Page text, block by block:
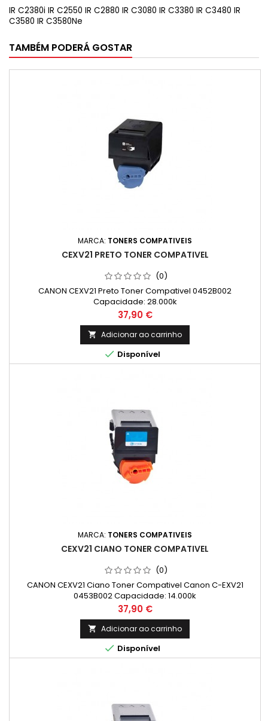
IR C2380i IR C2550 IR C2880 IR C3080 IR C3380 IR C3480 IR
C3580 IR C3580Ne
TAMBÉM PODERÁ GOSTAR
MARCA: TONERS COMPATIVEIS
CEXV21 PRETO TONER COMPATIVEL
(0)
CANON CEXV21 Preto Toner Compativel 0452B002
Capacidade: 28.000k
Preço
37,90 €
 Adicionar ao carrinho
 Disponível
MARCA: TONERS COMPATIVEIS
CEXV21 CIANO TONER COMPATIVEL
(0)
CANON CEXV21 Ciano Toner Compativel Canon C-EXV21
0453B002 Capacidade: 14.000k
Preço
37,90 €
 Adicionar ao carrinho
 Disponível